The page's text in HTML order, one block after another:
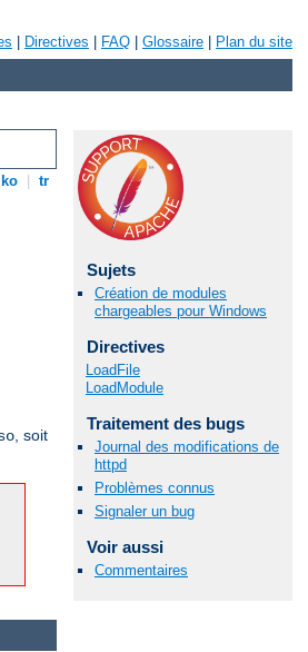
Directives FAQ Glossaire Plan du site
ko tr
, soit
Sujets
Création de modules
chargeables pour Windows
Directives
LoadFile
LoadModule
Traitement des bugs
Journal des modifications de
httpd
Problèmes connus
Signaler un bug
Voir aussi
Commentaires